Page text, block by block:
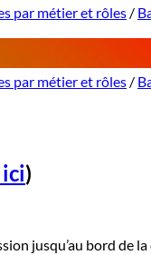
par métier et rôles /
par métier et rôles /
)
jusqu’au bord de la